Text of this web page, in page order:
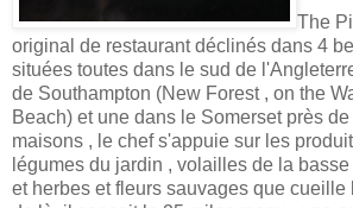
The
original de restaurant déclinés dans 4
situées toutes dans le sud de
de Southampton (New Forest , on the
Beach) et une dans le Somerset près
maisons , le chef s'appuie sur les
légumes du jardin , volailles de la
et herbes et fleurs sauvages que cueille